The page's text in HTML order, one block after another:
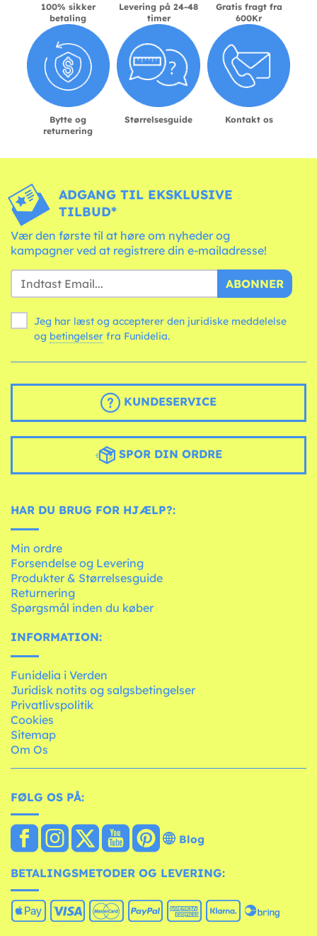
100% sikker
betaling
Levering på 24-48
timer
Gratis fragt fra
600Kr
Bytte og
returnering
Størrelsesguide Kontakt os
ADGANG TIL EKSKLUSIVE
TILBUD*
Vær den første til at høre om nyheder og
kampagner ved at registrere din e-mailadresse!
ABONNER
Jeg har læst og accepterer den juridiske meddelelse
og betingelser fra Funidelia.
KUNDESERVICE
SPOR DIN ORDRE
HAR DU BRUG FOR HJÆLP?:
Min ordre
Forsendelse og Levering
Produkter & Størrelsesguide
Returnering
Spørgsmål inden du køber
INFORMATION:
Funidelia i Verden
Juridisk notits og salgsbetingelser
Privatlivspolitik
Cookies
Sitemap
Om Os
FØLG OS PÅ:
Blog
BETALINGSMETODER OG LEVERING: